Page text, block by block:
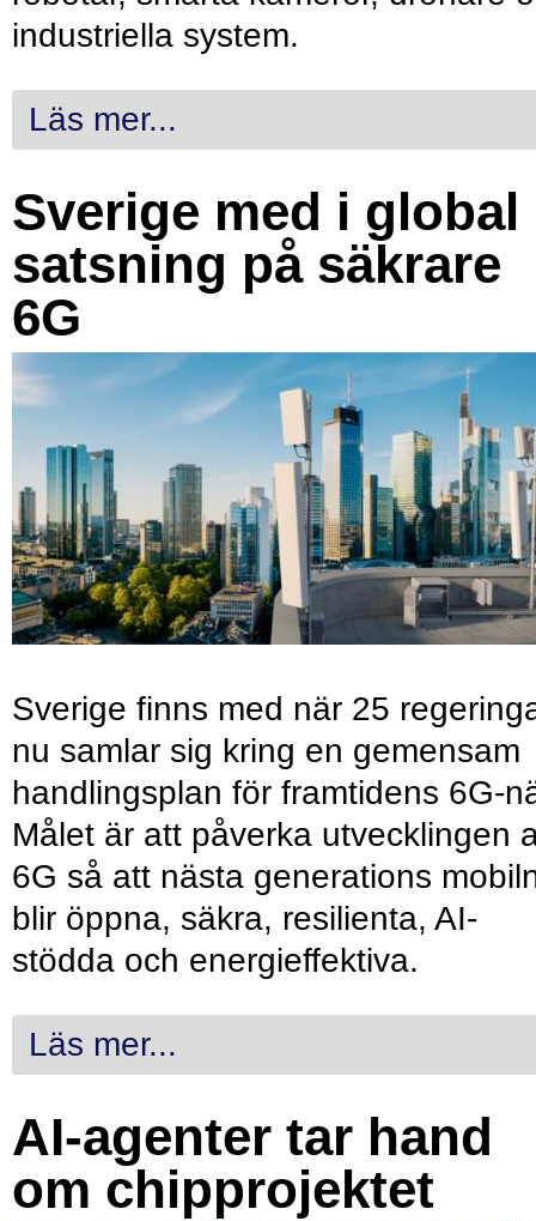
industriella system.
Läs mer...
Sverige med i global
satsning på säkrare
6G
Sverige finns med när 25
nu samlar sig kring en gemensam
handlingsplan för framtidens 6G-
Målet är att påverka utvecklingen
6G så att nästa generations
blir öppna, säkra, resilienta, AI-
stödda och energieffektiva.
Läs mer...
AI-agenter tar hand
om chipprojektet